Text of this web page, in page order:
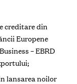
creditare din
Europene
– EBRD
lansarea noilor